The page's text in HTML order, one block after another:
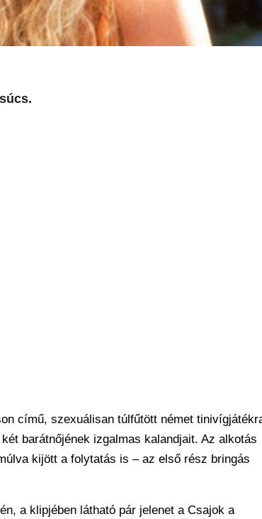
című, szexuálisan túlfűtött német
barátnőjének izgalmas kalandjait. Az alkotás
kijött a folytatás is – az első rész bringás
a klipjében látható pár jelenet a Csajok a